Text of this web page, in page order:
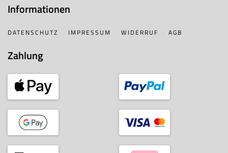
Informationen
DATENSCHUTZ IMPRESSUM WIDERRUF AGB
Zahlung